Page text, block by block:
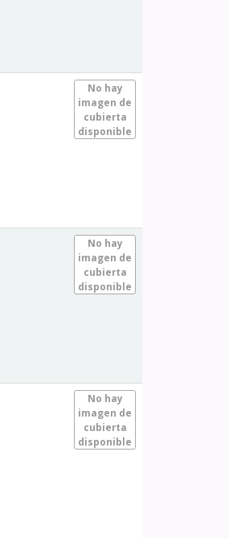
No hay
imagen de
cubierta
disponible
No hay
imagen de
cubierta
disponible
No hay
imagen de
cubierta
disponible